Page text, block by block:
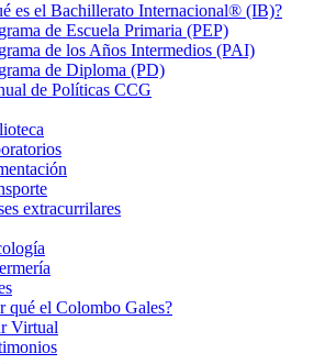
es el Bachillerato Internacional® (IB)?
de Escuela Primaria (PEP)
de los Años Intermedios (PAI)
de Diploma (PD)
de Políticas CCG
extracurrilares
qué el Colombo Gales?
Virtual